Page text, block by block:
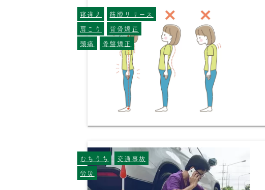
寝違え
筋膜リリース
肩こり
背骨矯正
頭痛
骨盤矯正
むちうち
交通事故
労災